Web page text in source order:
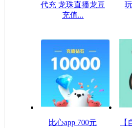
代充 龙珠直播龙豆
充值...
比心app 700元